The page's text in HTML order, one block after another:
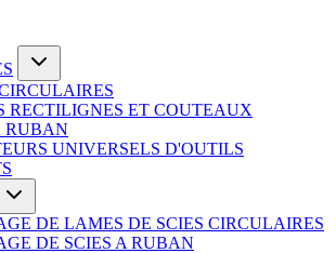
RECTILIGNES ET COUTEAUX
RUBAN
UNIVERSELS D'OUTILS
DE LAMES DE SCIES CIRCULAIRES
DE SCIES A RUBAN